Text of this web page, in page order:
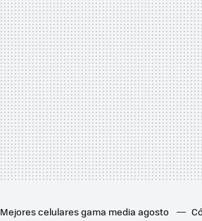
Mejores celulares gama media agosto